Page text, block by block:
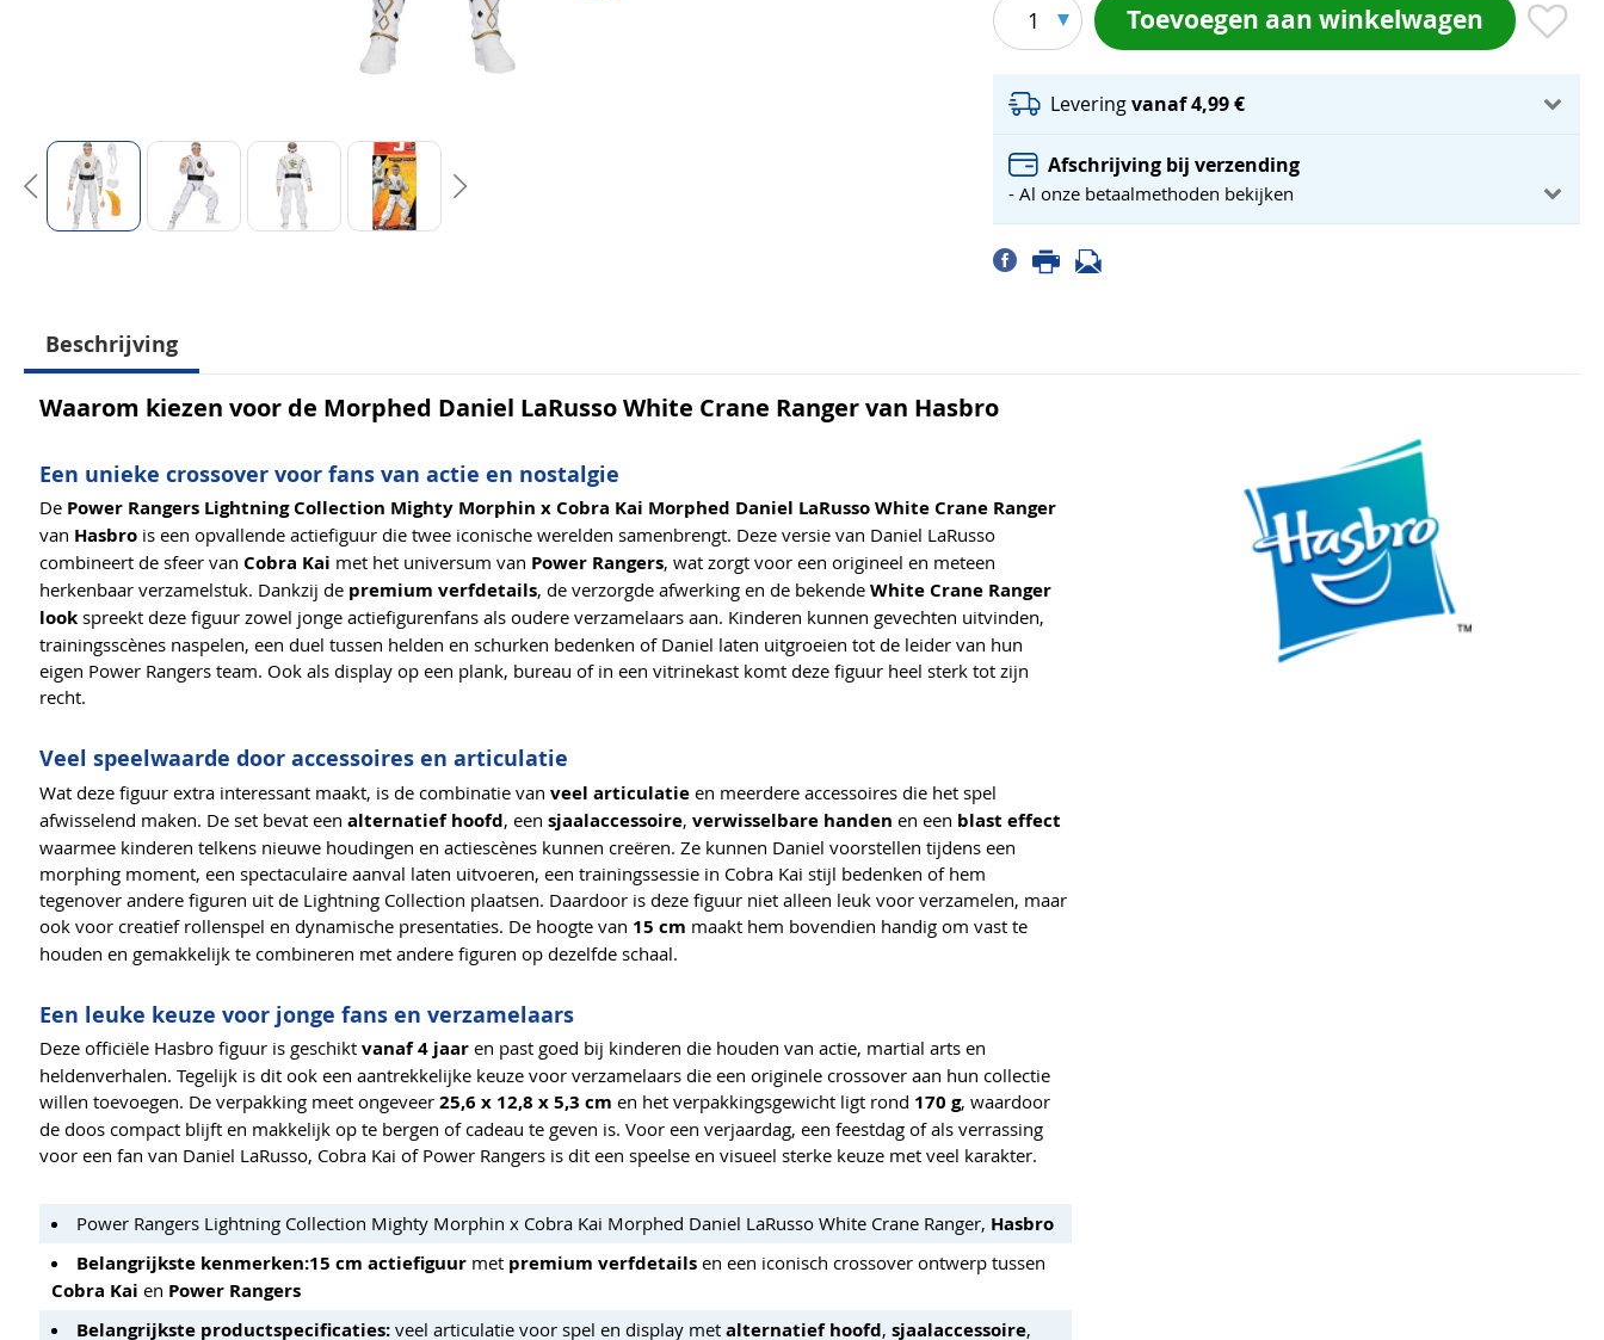
1 Toevoegen aan winkelwagen
Leveringvanaf 4,99 €
Afschrijving bij verzending
- Al onze betaalmethoden bekijken
Beschrijving
Waarom kiezen voor de Morphed Daniel LaRusso White Crane Ranger van Hasbro
Een unieke crossover voor fans van actie en nostalgie
De Power Rangers Lightning Collection Mighty Morphin x Cobra Kai Morphed Daniel LaRusso White Crane Ranger
van Hasbro is een opvallende actiefiguur die twee iconische werelden samenbrengt. Deze versie van Daniel LaRusso
combineert de sfeer van Cobra Kai met het universum van Power Rangers, wat zorgt voor een origineel en meteen
herkenbaar verzamelstuk. Dankzij de premium verfdetails, de verzorgde afwerking en de bekende White Crane Ranger
look spreekt deze figuur zowel jonge actiefigurenfans als oudere verzamelaars aan. Kinderen kunnen gevechten uitvinden,
trainingsscènes naspelen, een duel tussen helden en schurken bedenken of Daniel laten uitgroeien tot de leider van hun
eigen Power Rangers team. Ook als display op een plank, bureau of in een vitrinekast komt deze figuur heel sterk tot zijn
recht.
Veel speelwaarde door accessoires en articulatie
Wat deze figuur extra interessant maakt, is de combinatie van veel articulatie en meerdere accessoires die het spel
afwisselend maken. De set bevat een alternatief hoofd, een sjaalaccessoire, verwisselbare handen en een blast effect
waarmee kinderen telkens nieuwe houdingen en actiescènes kunnen creëren. Ze kunnen Daniel voorstellen tijdens een
morphing moment, een spectaculaire aanval laten uitvoeren, een trainingssessie in Cobra Kai stijl bedenken of hem
tegenover andere figuren uit de Lightning Collection plaatsen. Daardoor is deze figuur niet alleen leuk voor verzamelen, maar
ook voor creatief rollenspel en dynamische presentaties. De hoogte van 15 cm maakt hem bovendien handig om vast te
houden en gemakkelijk te combineren met andere figuren op dezelfde schaal.
Een leuke keuze voor jonge fans en verzamelaars
Deze officiële Hasbro figuur is geschikt vanaf 4 jaar en past goed bij kinderen die houden van actie, martial arts en
heldenverhalen. Tegelijk is dit ook een aantrekkelijke keuze voor verzamelaars die een originele crossover aan hun collectie
willen toevoegen. De verpakking meet ongeveer 25,6 x 12,8 x 5,3 cm en het verpakkingsgewicht ligt rond 170 g, waardoor
de doos compact blijft en makkelijk op te bergen of cadeau te geven is. Voor een verjaardag, een feestdag of als verrassing
voor een fan van Daniel LaRusso, Cobra Kai of Power Rangers is dit een speelse en visueel sterke keuze met veel karakter.
Power Rangers Lightning Collection Mighty Morphin x Cobra Kai Morphed Daniel LaRusso White Crane Ranger, Hasbro
Belangrijkste kenmerken:15 cm actiefiguur met premium verfdetails en een iconisch crossover ontwerp tussen
Cobra Kai en Power Rangers
Belangrijkste productspecificaties: veel articulatie voor spel en display met alternatief hoofd, sjaalaccessoire,